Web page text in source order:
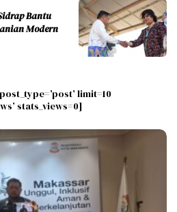
Bantu
Modern
limit=10
stats_views=0]